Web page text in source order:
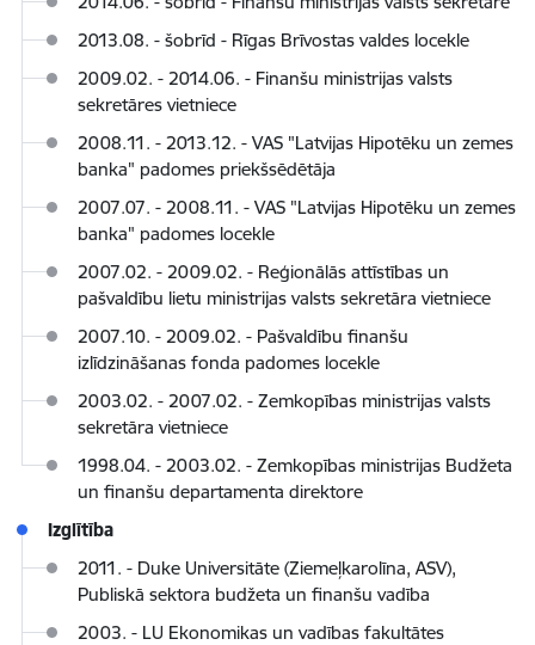
2013.08. - šobrīd - Rīgas Brīvostas valdes locekle
2009.02. - 2014.06. - Finanšu ministrijas valsts
sekretāres vietniece
2008.11. - 2013.12. - VAS "Latvijas Hipotēku un zemes
banka" padomes priekšsēdētāja
2007.07. - 2008.11. - VAS "Latvijas Hipotēku un zemes
banka" padomes locekle
2007.02. - 2009.02. - Reģionālās attīstības un
pašvaldību lietu ministrijas valsts sekretāra vietniece
2007.10. - 2009.02. - Pašvaldību finanšu
izlīdzināšanas fonda padomes locekle
2003.02. - 2007.02. - Zemkopības ministrijas valsts
sekretāra vietniece
1998.04. - 2003.02. - Zemkopības ministrijas Budžeta
un finanšu departamenta direktore
Izglītība
2011. - Duke Universitāte (Ziemeļkarolīna, ASV),
Publiskā sektora budžeta un finanšu vadība
2003. - LU Ekonomikas un vadības fakultātes